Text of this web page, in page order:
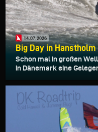
14.07.2026
Big Day in Hanstholm
Schon mal in großen
in Dänemark eine